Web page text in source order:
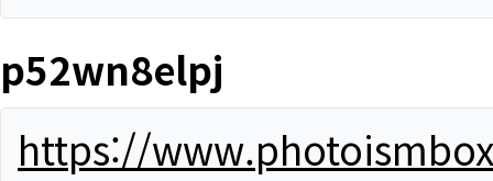
p52wn8elpj
https://